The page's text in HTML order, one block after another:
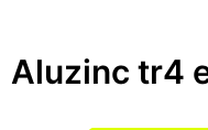
Aluzinc tr4